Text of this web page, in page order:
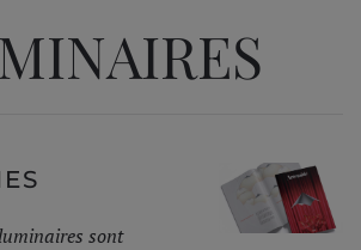
sont